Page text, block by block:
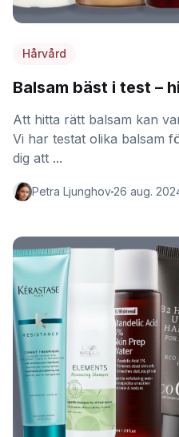
Hårvård
Balsam bäst i test –
Att hitta rätt balsam kan
Vi har testat olika balsam
dig att ...
Petra Ljunghov 26 aug.